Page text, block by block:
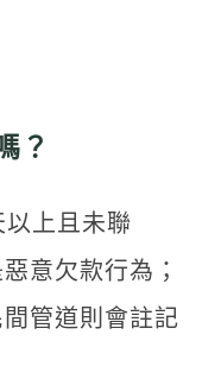
？
以上且未聯
意欠款行為；
管道則會註記